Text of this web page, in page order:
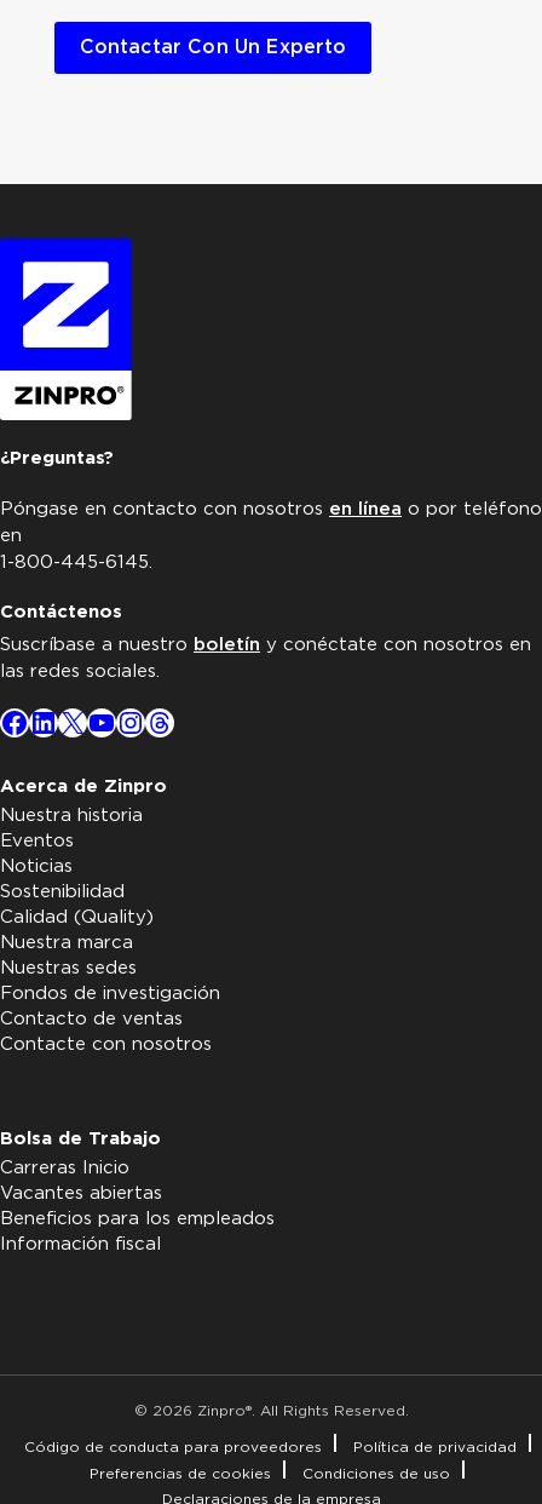
Contactar Con Un Experto
¿Preguntas?
Póngase en contacto con nosotros en línea o por teléfono
en
1-800-445-6145.
Contáctenos
Suscríbase a nuestro boletín y conéctate con nosotros en
las redes sociales.
Facebook
LinkedIn
X YouTube
Instagram
Threads
Acerca de Zinpro
Nuestra historia
Eventos
Noticias
Sostenibilidad
Calidad (Quality)
Nuestra marca
Nuestras sedes
Fondos de investigación
Contacto de ventas
Contacte con nosotros
Bolsa de Trabajo
Carreras Inicio
Vacantes abiertas
Beneficios para los empleados
Información fiscal
© 2026 Zinpro®. All Rights Reserved.
Código de conducta para proveedores
Política de privacidad
Preferencias de cookies
Condiciones de uso
Declaraciones de la empresa